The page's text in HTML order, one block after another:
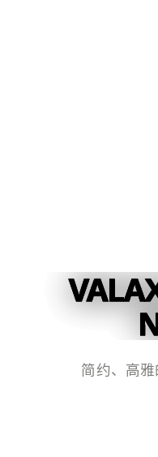
简约、高